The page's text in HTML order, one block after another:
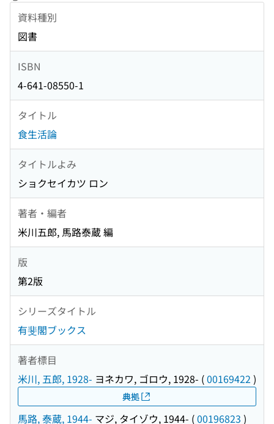
資料種別
図書
ISBN
4-641-08550-1
タイトル
食生活論
タイトルよみ
ショクセイカツ ロン
著者・編者
米川五郎, 馬路泰蔵 編
版
第2版
シリーズタイトル
有斐閣ブックス
著者標目
米川, 五郎, 1928- ヨネカワ, ゴロウ, 1928- (00169422 )
典拠
馬路, 泰蔵, 1944- マジ, タイゾウ, 1944- (00196823 )